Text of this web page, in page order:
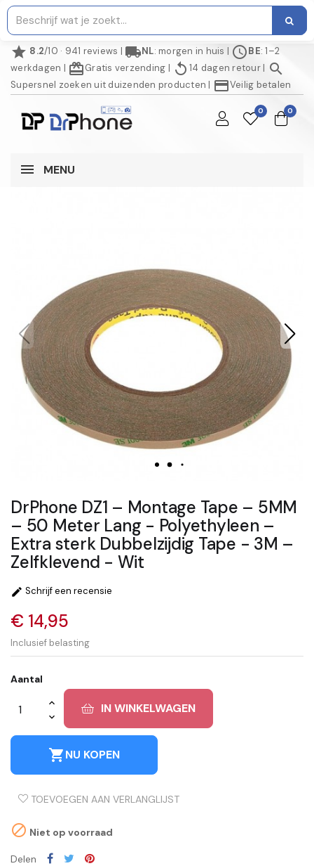
star 8.2/10 · 941 reviews | local_shippingNL: morgen in huis | scheduleBE: 1–2
werkdagen | redeemGratis verzending | replay 14 dagen retour| search
Supersnel zoeken uit duizenden producten | credit_cardVeilig betalen
0 0
MENU
DrPhone DZ1 – Montage Tape – 5MM
– 50 Meter Lang - Polyethyleen –
Extra sterk Dubbelzijdig Tape - 3M –
Zelfklevend - Wit
 Schrijf een recensie
€ 14,95
Inclusief belasting
Aantal
IN WINKELWAGEN
shopping_cartNU KOPEN
TOEVOEGEN AAN VERLANGLIJST
 Niet op voorraad
Delen